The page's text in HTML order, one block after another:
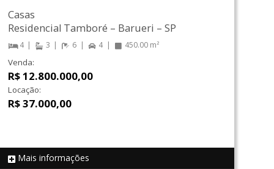
REF 17727
Casas
Residencial Tamboré – Barueri –SP
4 3 6 4 450.00 m²
Venda:
R$ 12.800.000,00
Locação:
R$ 37.000,00
Mais informações